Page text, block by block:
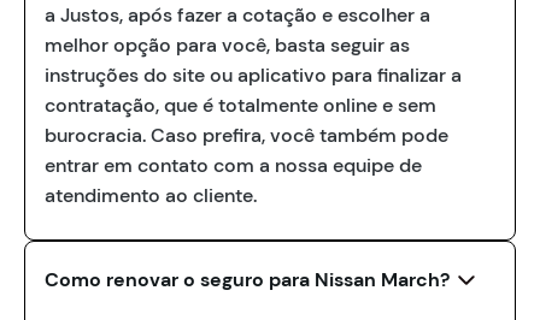
a Justos, após fazer a cotação e escolher a
melhor opção para você, basta seguir as
instruções do site ou aplicativo para finalizar a
contratação, que é totalmente online e sem
burocracia. Caso prefira, você também pode
entrar em contato com a nossa equipe de
atendimento ao cliente.
Como renovar o seguro para Nissan March?